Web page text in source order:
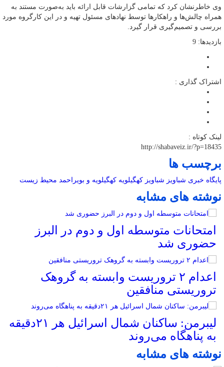
وی خاطرنشان کرد که تمامی گزارشات قابل ارائه باید به‌صورت مستند به
همراه چالش‌ها و راهکارها توسط نهادهای مسئول تهیه و در این کارگروه مورد
بررسی و تصمیم‌گیری قرار گیرد.
بازدیدها: 9
اشتراک گذاری :
لینک کوتاه :
http://shabaveiz.ir/?p=18435
برچسب ها
پایگاه خبری شباویز شباویز کهگیلویه کهگیلویه و بویراحمد محیط زیست
نوشته های مشابه
امتحانات متوسطه اول و دوم در البرز
حضوری شد
اعدام ۲ تروریست وابسته به گروهک
تروریستی منافقین
لیبرمن: ساکنان شمال اسرائیل هر ۲۱دقیقه
به پناهگاه می‌روند
نوشته های مشابه